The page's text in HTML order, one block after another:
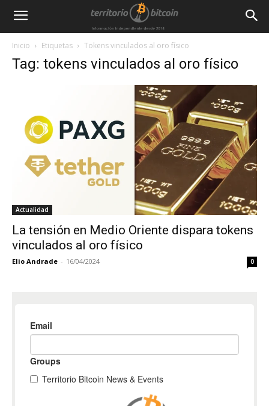
Inicio Etiquetas Tokens vinculados al oro físico
Tag: tokens vinculados al oro físico
Actualidad
La tensión en Medio Oriente dispara tokens
vinculados al oro físico
Elio Andrade - 16/04/2024 0